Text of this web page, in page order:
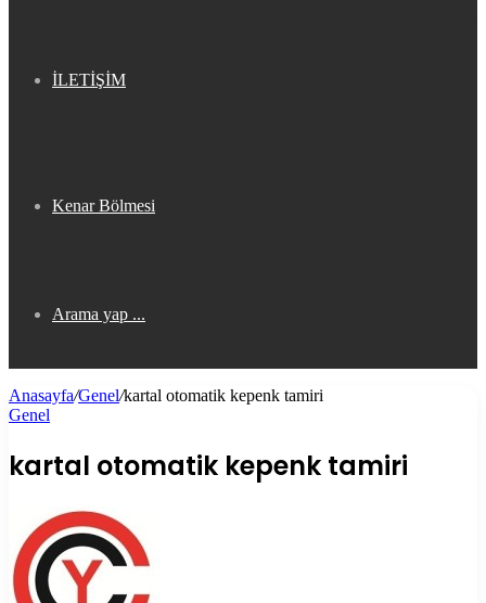
İLETİŞİM
Kenar Bölmesi
Arama yap ...
Anasayfa/Genel/kartal otomatik kepenk tamiri
Genel
kartal otomatik kepenk tamiri